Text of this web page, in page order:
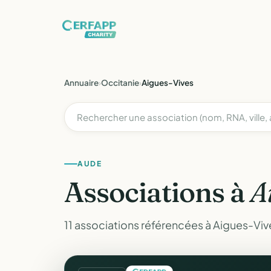
Annuaire›Occitanie›Aigues-Vives
AUDE
Associations à
11 associations référencées à Aigues-